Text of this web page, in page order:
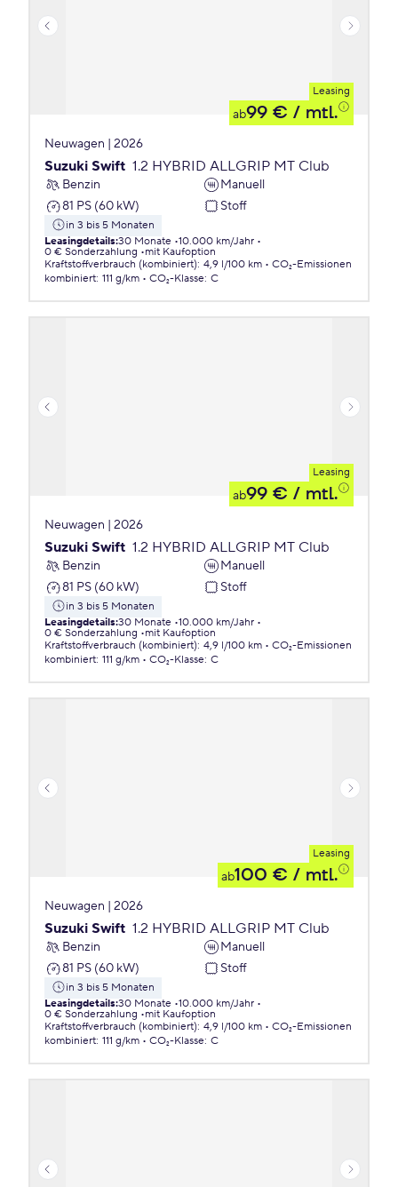
Leasing
ab99 € / mtl.
Neuwagen | 2026
Suzuki Swift 1.2 HYBRID ALLGRIP MT Club
Benzin
Manuell
81 PS (60 kW)
Stoff
in 3 bis 5 Monaten
Leasingdetails:30 Monate 10.000 km/Jahr
0 € Sonderzahlung
mit Kaufoption
Kraftstoffverbrauch (kombiniert): 4,9 l/100 km
CO₂-Emissionen
kombiniert: 111 g/km CO₂-Klasse: C
Leasing
ab99 € / mtl.
Neuwagen | 2026
Suzuki Swift 1.2 HYBRID ALLGRIP MT Club
Benzin
Manuell
81 PS (60 kW)
Stoff
in 3 bis 5 Monaten
Leasingdetails:30 Monate 10.000 km/Jahr
0 € Sonderzahlung
mit Kaufoption
Kraftstoffverbrauch (kombiniert): 4,9 l/100 km
CO₂-Emissionen
kombiniert: 111 g/km CO₂-Klasse: C
Leasing
ab100 € / mtl.
Neuwagen | 2026
Suzuki Swift 1.2 HYBRID ALLGRIP MT Club
Benzin
Manuell
81 PS (60 kW)
Stoff
in 3 bis 5 Monaten
Leasingdetails:30 Monate 10.000 km/Jahr
0 € Sonderzahlung
mit Kaufoption
Kraftstoffverbrauch (kombiniert): 4,9 l/100 km
CO₂-Emissionen
kombiniert: 111 g/km CO₂-Klasse: C